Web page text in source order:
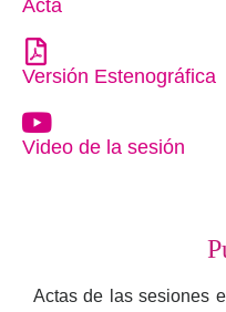
Acta
Versión Estenográfica
Video de la sesión
Actas de las sesiones